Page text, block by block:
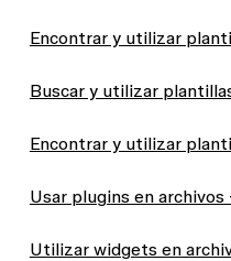
Encontrar y utilizar
Buscar y utilizar
Encontrar y utilizar
Usar plugins en archivos
Utilizar widgets en